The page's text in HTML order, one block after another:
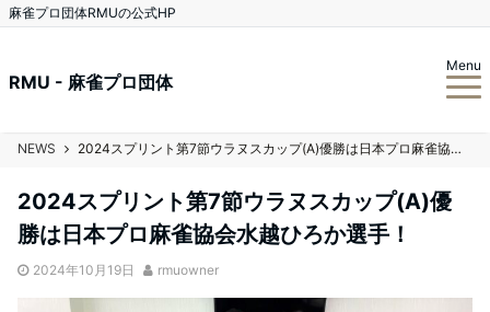
麻雀プロ団体RMUの公式HP
RMU - 麻雀プロ団体
Menu
NEWS 2024スプリント第7節ウラヌスカップ(A)優勝は日本プロ麻雀協会水越ひろか選手！
2024スプリント第7節ウラヌスカップ(A)優
勝は日本プロ麻雀協会水越ひろか選手！
2024年10月19日 rmuowner